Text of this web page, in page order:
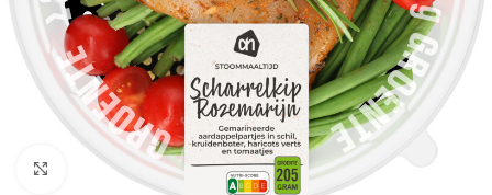
Klik om te vergroten